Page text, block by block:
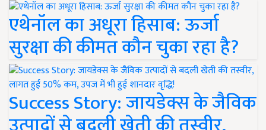
एथेनॉल का अधूरा हिसाब: ऊर्जा
सुरक्षा की कीमत कौन चुका रहा है?
Success Story: जायडेक्स के जैविक